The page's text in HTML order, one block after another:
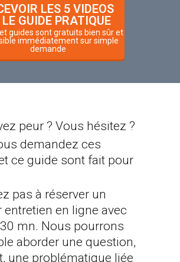
LES 5 VIDEOS
GUIDE PRATIQUE
guides sont gratuits bien sûr et
immédiatement sur simple
demande
peur ? Vous hésitez ?
demandez ces
ce guide sont fait pour
pas à réserver un
entretien en ligne avec
mn. Nous pourrons
aborder une question,
une problématique liée